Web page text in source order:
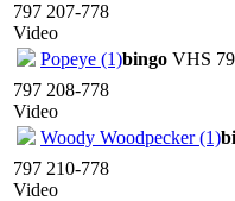
797 207-778
Video
Popeye (1)bingo VHS
797 208-778
Video
Woody Woodpecker (1)
797 210-778
Video